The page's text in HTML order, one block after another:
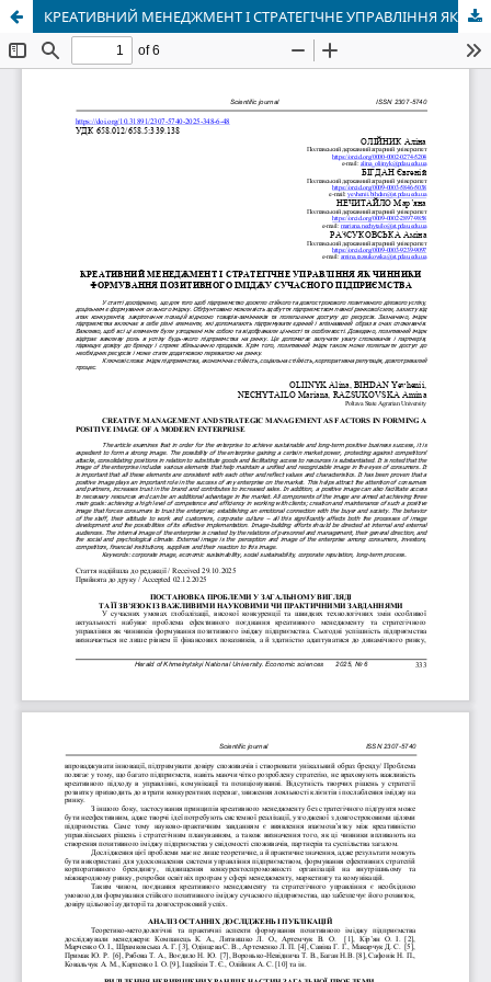
КРЕАТИВНИЙ МЕНЕДЖМЕНТ І СТРАТЕГІЧНЕ УПРАВЛІННЯ ЯК ЧИННИКИ ФОРМУВАННЯ ПОЗИТИВНОГО ІМІДЖУ СУЧАСНОГО ПІДПРИЄМСТВА